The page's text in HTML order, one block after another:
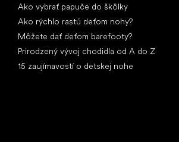
Ako vybrať papuče do škôlky
Ako rýchlo rastú deťom nohy?
Môžete dať deťom barefooty?
Prirodzený vývoj chodidla od A do Z
15 zaujímavostí o detskej nohe